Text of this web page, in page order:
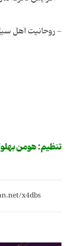
- روحانیت اهل
تنظیم: هومن